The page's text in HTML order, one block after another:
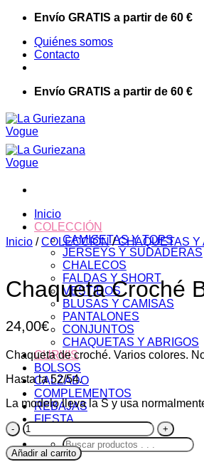
Saltar
contenido
Envío GRATIS a partir de 60 €
Quiénes somos
Contacto
Envío GRATIS a partir de 60 €
Inicio
COLECCIÓN
CAMISETAS Y TOPS
JERSEYS Y SUDADERAS
CHALECOS
FALDAS Y SHORT
VESTIDOS
BLUSAS Y CAMISAS
PANTALONES
CONJUNTOS
CHAQUETAS Y ABRIGOS
CURVIS
BOLSOS
CALZADO
COMPLEMENTOS
REBAJAS
FIESTA
Buscar
por:
Inicio / COLECCIÓN / CHAQUETAS Y
Chaqueta Croché
24,00€
Chaqueta de croché. Varios colores.
Hasta la 52/54.
La modelo lleva la S y usa
Chaqueta
Croché
Blanca
Añadir al carrito